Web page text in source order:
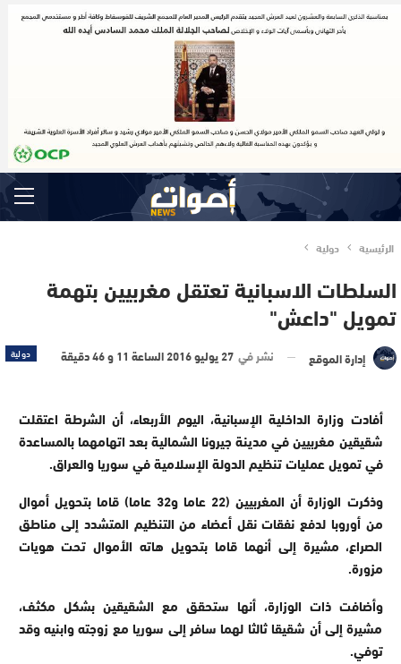
الرئيسية دولية
السلطات الاسبانية تعتقل مغربيين بتهمة
تمويل "داعش"
دولية إدارة الموقع نشر في 27 يوليو 2016 الساعة 11 و 46 دقيقة
أفادت وزارة الداخلية الإسبانية، اليوم الأربعاء، أن الشرطة اعتقلت
شقيقين مغربيين في مدينة جيرونا الشمالية بعد اتهامهما بالمساعدة
في تمويل عمليات تنظيم الدولة الإسلامية في سوريا والعراق.
وذكرت الوزارة أن المغربيين (22 عاما و32 عاما) قاما بتحويل أموال
من أوروبا لدفع نفقات نقل أعضاء من التنظيم المتشدد إلى مناطق
الصراع، مشيرة إلى أنهما قاما بتحويل هاته الأموال تحت هويات
مزورة.
وأضافت ذات الوزارة، أنها ستحقق مع الشقيقين بشكل مكثف،
مشيرة إلى أن شقيقا ثالثا لهما سافر إلى سوريا مع زوجته وابنيه وقد
توفي.